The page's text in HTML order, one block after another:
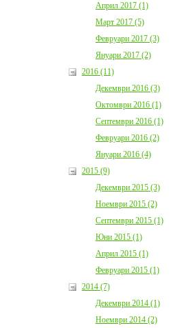
Април 2017 (1)
Март 2017 (5)
Февруари 2017 (3)
Януари 2017 (2)
2016 (11)
Декември 2016 (3)
Октомври 2016 (1)
Септември 2016 (1)
Февруари 2016 (2)
Януари 2016 (4)
2015 (9)
Декември 2015 (3)
Ноември 2015 (2)
Септември 2015 (1)
Юни 2015 (1)
Април 2015 (1)
Февруари 2015 (1)
2014 (7)
Декември 2014 (1)
Ноември 2014 (2)